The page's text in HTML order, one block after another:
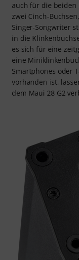
auch für die beiden
zwei Cinch-
Singer-Songwriter
in die
es sich für eine
eine
Smartphones oder
vorhanden ist,
dem Maui 28 G2